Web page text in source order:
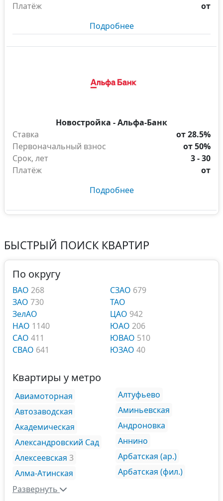
Платёж
от
Подробнее
Новостройка - Альфа-Банк
Ставка
от 28.5%
Первоначальный взнос
от 50%
Срок, лет
3 - 30
Платёж
от
Подробнее
БЫСТРЫЙ ПОИСК КВАРТИР
По округу
ВАО 268
ЗАО 730
ЗелАО
НАО 1140
САО 411
СВАО 641
СЗАО 679
ТАО
ЦАО 942
ЮАО 206
ЮВАО 510
ЮЗАО 40
Квартиры у метро
Авиамоторная
Автозаводская
Академическая
Александровский Сад
Алексеевская 3
Алма-Атинская
Алтуфьево
Аминьевская
Андроновка
Аннино
Арбатская (ар.)
Арбатская (фил.)
Развернуть